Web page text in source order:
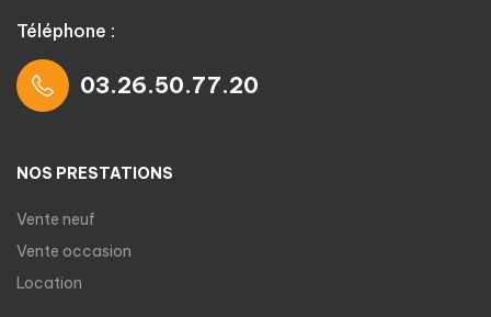
Téléphone :
03.26.50.77.20
NOS PRESTATIONS
Vente neuf
Vente occasion
Location